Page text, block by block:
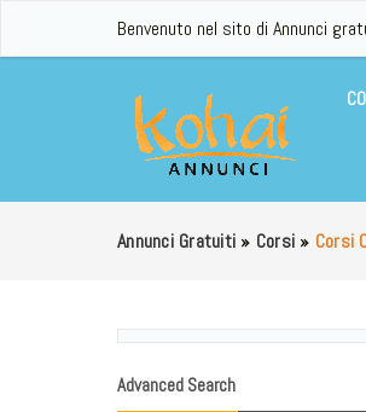
Benvenuto nel sito di Annunci
Annunci Gratuiti » Corsi » Corsi
Advanced Search